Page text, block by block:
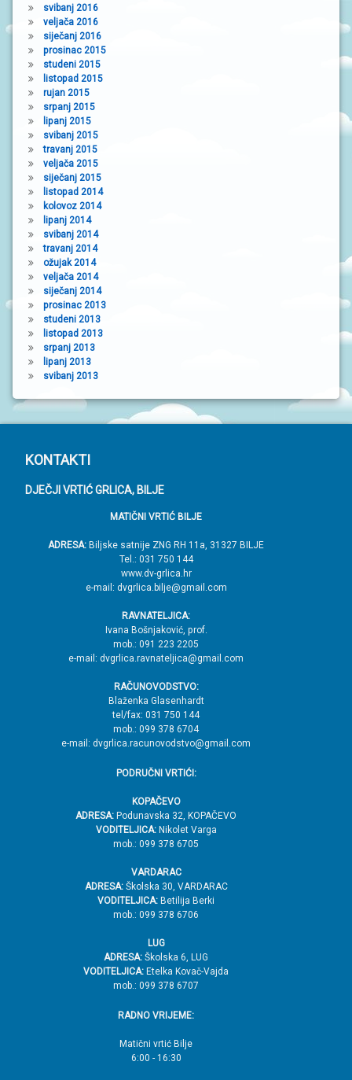
svibanj 2016
veljača 2016
siječanj 2016
prosinac 2015
studeni 2015
listopad 2015
rujan 2015
srpanj 2015
lipanj 2015
svibanj 2015
travanj 2015
veljača 2015
siječanj 2015
listopad 2014
kolovoz 2014
lipanj 2014
svibanj 2014
travanj 2014
ožujak 2014
veljača 2014
siječanj 2014
prosinac 2013
studeni 2013
listopad 2013
srpanj 2013
lipanj 2013
svibanj 2013
P
o
KONTAKTI
DJEČJI VRTIĆ GRLICA, BILJE
MATIČNI VRTIĆ BILJE
ADRESA: Biljske satnije ZNG RH 11a, 31327 BILJE
Tel.: 031 750 144
www.dv-grlica.hr
e-mail: dvgrlica.bilje@gmail.com
RAVNATELJICA:
Ivana Bošnjaković, prof.
mob.: 091 223 2205
e-mail: dvgrlica.ravnateljica@gmail.com
RAČUNOVODSTVO:
Blaženka Glasenhardt
tel/fax: 031 750 144
mob.: 099 378 6704
e-mail: dvgrlica.racunovodstvo@gmail.com
PODRUČNI VRTIĆI:
KOPAČEVO
ADRESA: Podunavska 32, KOPAČEVO
VODITELJICA:Nikolet Varga
mob.: 099 378 6705
VARDARAC
ADRESA:Školska 30, VARDARAC
VODITELJICA: Betilija Berki
mob.: 099 378 6706
LUG
ADRESA: Školska 6, LUG
VODITELJICA: Etelka Kovač-Vajda
mob.: 099 378 6707
RADNO VRIJEME:
Matični vrtić Bilje
6:00 - 16:30